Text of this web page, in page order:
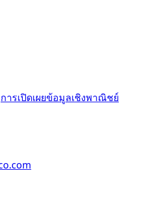
การเปิดเผยข้อมูลเชิงพาณิชย์